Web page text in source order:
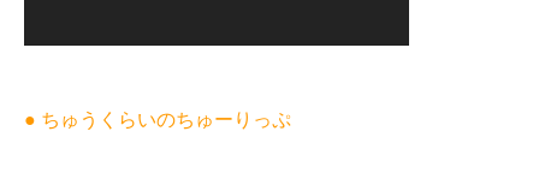
● ちゅうくらいのちゅーりっぷ